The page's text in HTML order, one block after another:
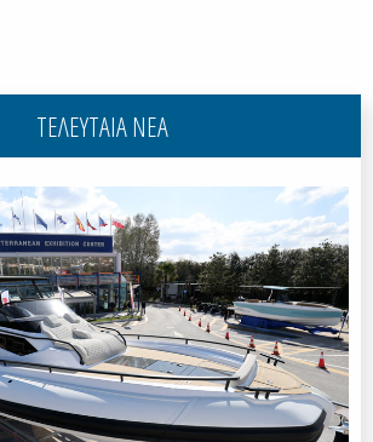
ΤΕΛΕΥΤΑΙΑ ΝΕΑ